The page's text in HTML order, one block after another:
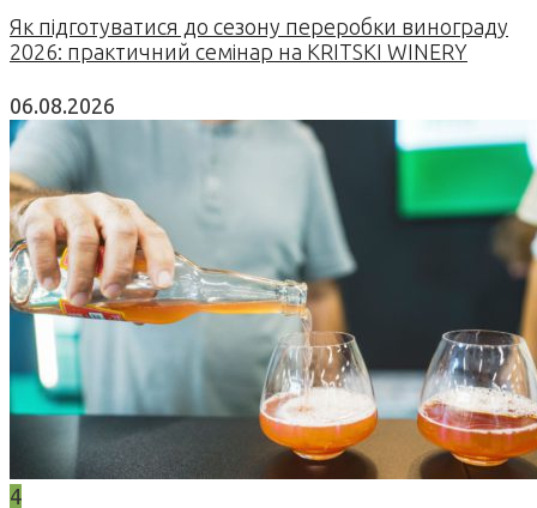
Як підготуватися до сезону переробки винограду
2026: практичний семінар на KRITSKI WINERY
06.08.2026
4